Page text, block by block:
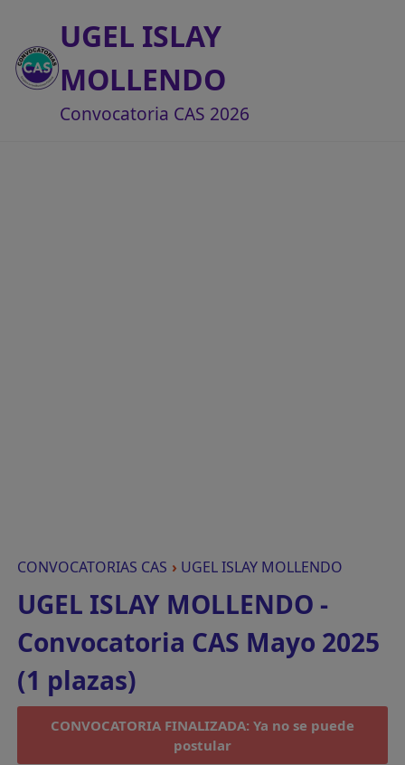
UGEL ISLAY
MOLLENDO
Convocatoria CAS 2026
CONVOCATORIAS CAS › UGEL ISLAY MOLLENDO
UGEL ISLAY MOLLENDO -
Convocatoria CAS Mayo 2025
(1 plazas)
CONVOCATORIA FINALIZADA: Ya no se puede
postular